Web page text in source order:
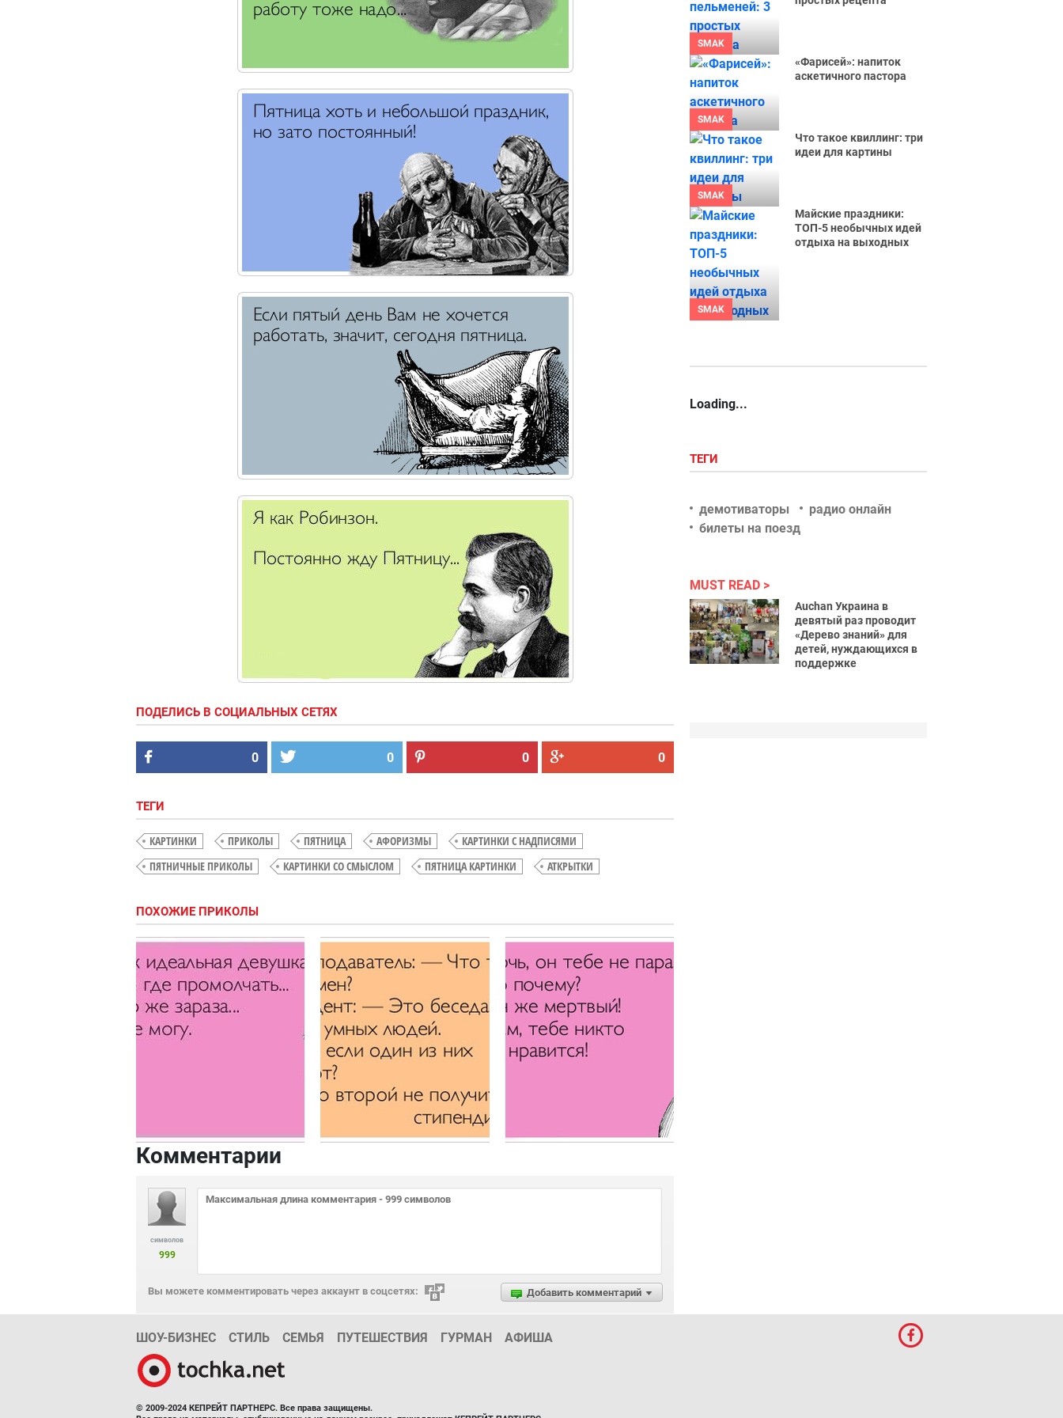
ПОДЕЛИСЬ В СОЦИАЛЬНЫХ СЕТЯХ
0 0 0 0
ТЕГИ
КАРТИНКИ ПРИКОЛЫ ПЯТНИЦА АФОРИЗМЫ
КАРТИНКИ С НАДПИСЯМИ
ПЯТНИЧНЫЕ ПРИКОЛЫ
КАРТИНКИ СО СМЫСЛОМ ПЯТНИЦА КАРТИНКИ АТКРЫТКИ
ПОХОЖИЕ ПРИКОЛЫ
ТОП
лучших
ТОП лучших
студенческих
Комментарии
символов
999
Добавить комментарий
Вы можете комментировать через аккаунт в соцсетях:
SMAK
SMAK
«Фарисей»: напиток
аскетичного пастора
SMAK
Что такое квиллинг: три
идеи для картины
SMAK
Майские праздники:
ТОП-5 необычных идей
отдыха на выходных
Loading...
ТЕГИ
демотиваторы
радио онлайн
билеты на поезд
MUST READ
Auchan Украина в
девятый раз проводит
«Дерево знаний» для
детей, нуждающихся в
поддержке
ШОУ-БИЗНЕС СТИЛЬ СЕМЬЯ ПУТЕШЕСТВИЯ ГУРМАН АФИША
© 2009-2024 КЕПРЕЙТ ПАРТНЕРС. Все права защищены.